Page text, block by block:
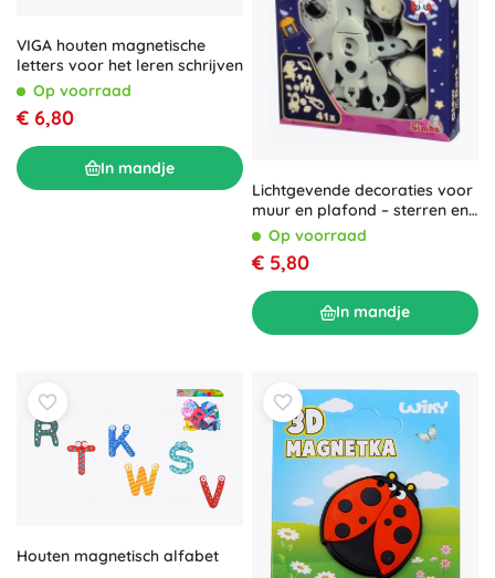
VIGA houten magnetische
letters voor het leren schrijven
Op voorraad
€ 6,80
In mandje
Lichtgevende decoraties voor
muur en plafond – sterren en
hemellichamen, 41 stuks
Op voorraad
€ 5,80
In mandje
Houten magnetisch alfabet